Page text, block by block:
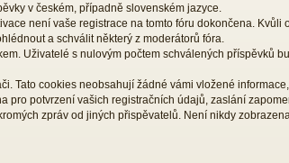
v českém, případně slovenském jazyce.
není vaše registrace na tomto fóru dokončena. Kvůli
a schválit některý z moderátorů fóra.
Uživatelé s nulovým počtem schválených příspěvků
Tato cookies neobsahují žádné vámi vložené
potvrzení vašich registračních údajů, zaslání
zpráv od jiných přispěvatelů. Není nikdy